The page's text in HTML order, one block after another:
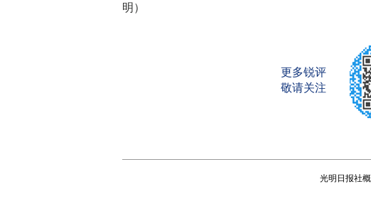
明）
更多锐评
敬请关注
光明日报社